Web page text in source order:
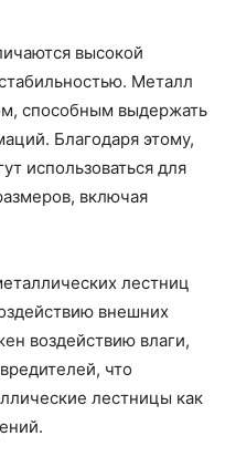
высокой
Металл
способным выдержать
Благодаря этому,
использоваться для
включая
лестниц
внешних
воздействию влаги,
что
лестницы как